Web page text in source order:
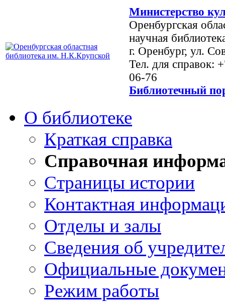
Министерство
Оренбургская
научная
г. Оренбург, ул.
Тел. для справок:
06-76
Библиотечный
О библиотеке
Краткая справка
Справочная
Страницы истории
Контактная
Отделы и залы
Сведения об
Официальные
Режим работы